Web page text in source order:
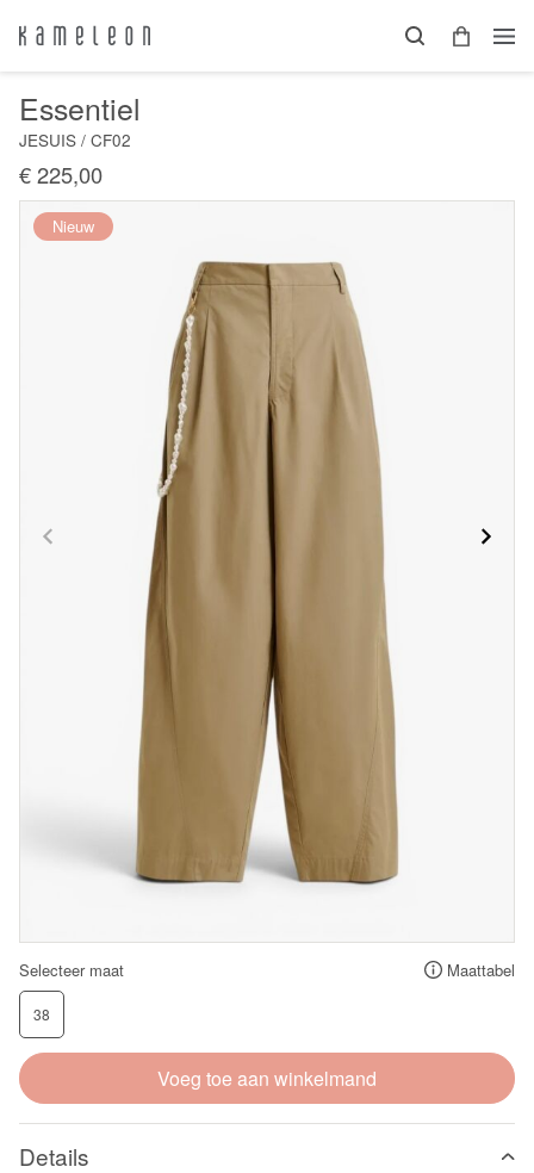
Essentiel
JESUIS / CF02
€ 225,00
Nieuw
Selecteer maat Maattabel
38
Voeg toe aan winkelmand
Details